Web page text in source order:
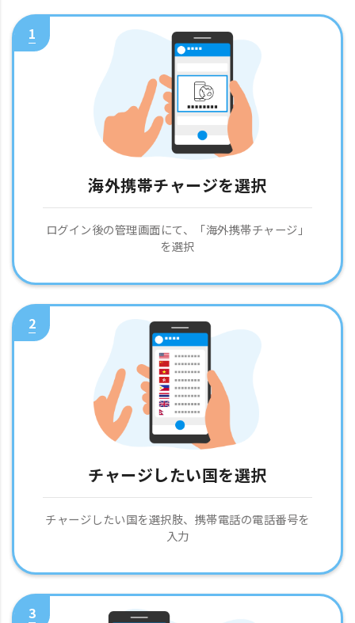
1
海外携帯チャージを選択
ログイン後の管理画面にて、「海外携帯チャージ」
を選択
2
チャージしたい国を選択
チャージしたい国を選択肢、携帯電話の電話番号を
入力
3